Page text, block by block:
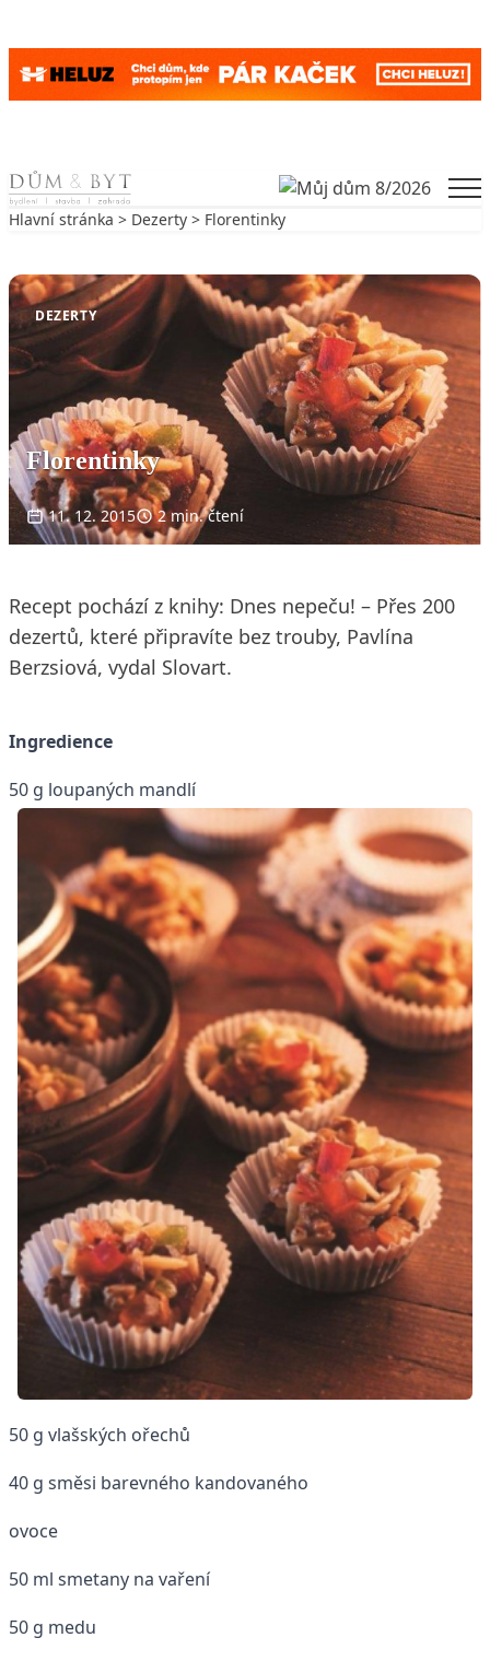
Skip to content
Hlavní stránka > Dezerty > Florentinky
DEZERTY
Florentinky
11. 12. 2015 2 min. čtení
Recept pochází z knihy: Dnes nepeču! – Přes 200
dezertů, které připravíte bez trouby, Pavlína
Berzsiová, vydal Slovart.
Ingredience
50 g loupaných mandlí
50 g vlašských ořechů
40 g směsi barevného kandovaného
ovoce
50 ml smetany na vaření
50 g medu